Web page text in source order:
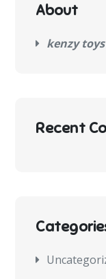
About
kenzy
Recent